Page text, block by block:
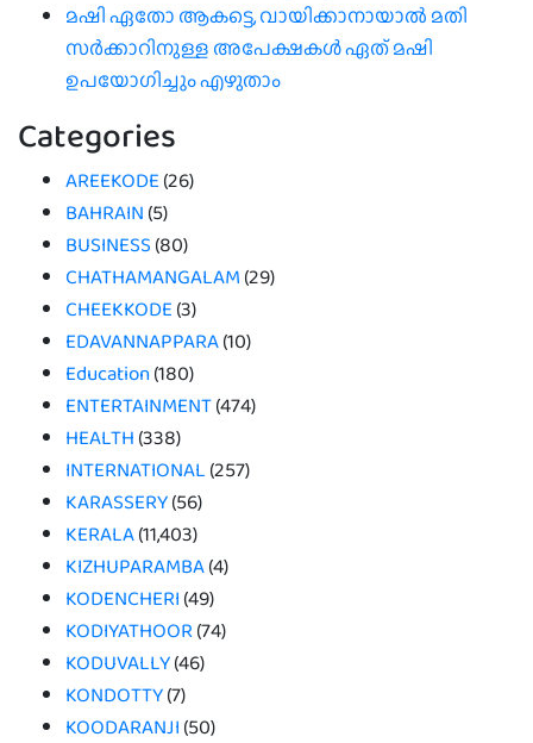
മഷി ഏതോ ആകട്ടെ, വായിക്കാനായാൽ മതി​
സർക്കാറിനുള്ള അപേക്ഷകൾ ഏത് മഷി
ഉപയോഗിച്ചും എഴുതാം
Categories
AREEKODE (26)
BAHRAIN (5)
BUSINESS (80)
CHATHAMANGALAM (29)
CHEEKKODE (3)
EDAVANNAPPARA(10)
Education(180)
ENTERTAINMENT(474)
HEALTH (338)
INTERNATIONAL (257)
KARASSERY(56)
KERALA(11,403)
KIZHUPARAMBA(4)
KODENCHERI (49)
KODIYATHOOR(74)
KODUVALLY(46)
KONDOTTY(7)
KOODARANJI (50)